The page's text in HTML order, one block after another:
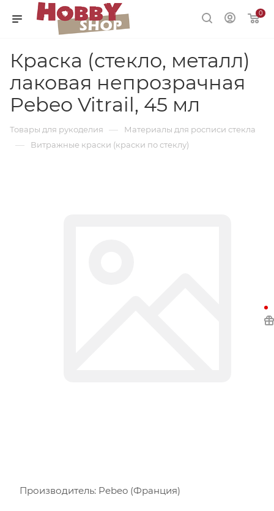
0
Краска (стекло, металл)
лаковая непрозрачная
Pebeo Vitrail, 45 мл
Товары для рукоделия — Материалы для росписи стекла
— Витражные краски (краски по стеклу)
Производитель: Pebeo (Франция)